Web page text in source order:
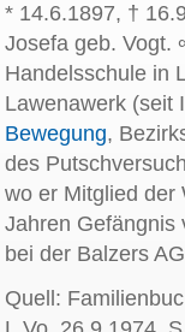
* 14.6.1897, †
Josefa geb. Vogt.
Handelsschule in
Lawenawerk (seit
Bewegung,
des
wo er Mitglied der
Jahren Gefängnis
bei der Balzers
Quell: